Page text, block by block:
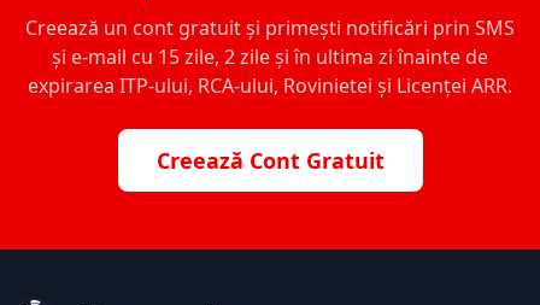
Creează un cont gratuit și primești notificări prin SMS
și e-mail cu 15 zile, 2 zile și în ultima zi înainte de
expirarea ITP-ului, RCA-ului, Rovinietei și Licenței ARR.
Creează Cont Gratuit